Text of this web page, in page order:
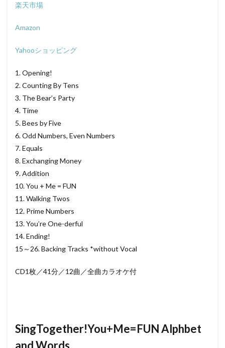
楽天市場
Amazon
Yahooショッピング
1. Opening!
2. Counting By Tens
3. The Bear’s Party
4. Time
5. Bees by Five
6. Odd Numbers, Even Numbers
7. Equals
8. Exchanging Money
9. Addition
10. You + Me = FUN
11. Walking Twos
12. Prime Numbers
13. You’re One-derful
14. Ending!
15～26. Backing Tracks *without Vocal
CD1枚／41分／12曲／全曲カラオケ付
SingTogether!You+Me=FUN Alphbet
and Words